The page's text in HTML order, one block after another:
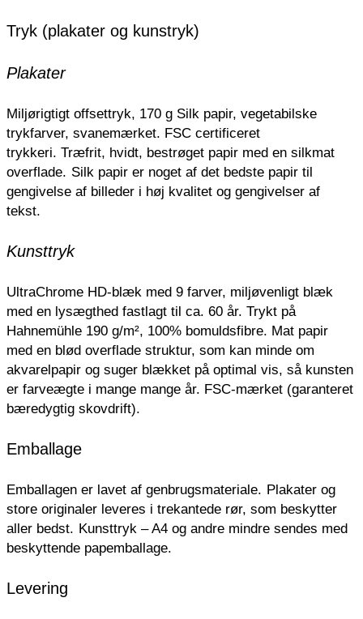
Tryk (plakater og kunstryk)
Plakater
Miljørigtigt offsettryk, 170 g Silk papir, vegetabilske
trykfarver, svanemærket. FSC certificeret
trykkeri. Træfrit, hvidt, bestrøget papir med en silkmat
overflade. Silk papir er noget af det bedste papir til
gengivelse af billeder i høj kvalitet og gengivelser af
tekst.
Kunsttryk
UltraChrome HD-blæk med 9 farver, miljøvenligt blæk
med en lysægthed fastlagt til ca. 60 år. Trykt på
Hahnemühle 190 g/m², 100% bomuldsfibre. Mat papir
med en blød overflade struktur, som kan minde om
akvarelpapir og suger blækket på optimal vis, så kunsten
er farveægte i mange mange år. FSC-mærket (garanteret
bæredygtig skovdrift).
Emballage
Emballagen er lavet af genbrugsmateriale. Plakater og
store originaler leveres i trekantede rør, som beskytter
aller bedst. Kunsttryk – A4 og andre mindre sendes med
beskyttende papemballage.
Levering